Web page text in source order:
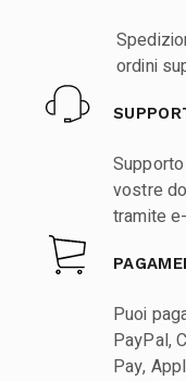
ordini
vostre
tramite
Puoi
PayPal,
Pay,